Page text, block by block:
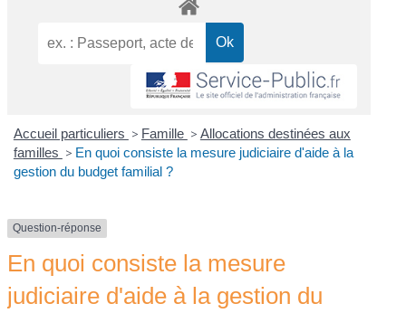
Accueil particuliers > Famille > Allocations destinées aux
familles > En quoi consiste la mesure judiciaire d'aide à la
gestion du budget familial ?
Question-réponse
En quoi consiste la mesure
judiciaire d'aide à la gestion du